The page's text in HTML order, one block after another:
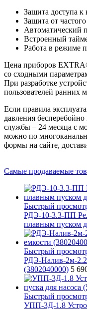
Защита доступа к
Защита от
Автоматический
Встроенный
Работа в режиме
Цена приборов
со сходными
При разработке
пользователей ранних
Если правила
давления
службы – 24 месяца с
можно по
формы на сайте,
Самые продаваемые
Быстрый
РДЭ-10-3.3-ПП
плавным пуском
Быстрый
РДЭ-Налив-2м-2.2
(3802040000) 5
Быстрый
УПП-3Д-1.8